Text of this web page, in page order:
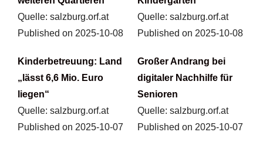
Quelle: salzburg.orf.at
Published on 2025-10-08
Quelle: salzburg.orf.at
Published on 2025-10-08
Kinderbetreuung: Land
„lässt 6,6 Mio. Euro
liegen“
Quelle: salzburg.orf.at
Published on 2025-10-07
Großer Andrang bei
digitaler Nachhilfe für
Senioren
Quelle: salzburg.orf.at
Published on 2025-10-07